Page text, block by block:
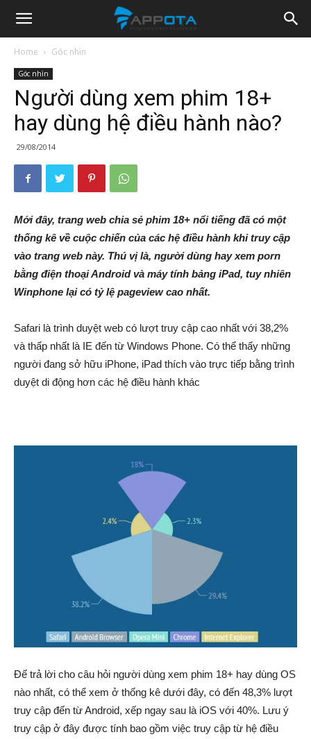
Appota
News
Home Góc nhìn
Góc nhìn
Người dùng xem phim 18+
hay dùng hệ điều hành nào?
29/08/2014
Mới đây, trang web chia sẻ phim 18+ nổi tiếng đã có một
thống kê về cuộc chiến của các hệ điều hành khi truy cập
vào trang web này. Thú vị là, người dùng hay xem porn
bằng điện thoại Android và máy tính bảng iPad, tuy nhiên
Winphone lại có tỷ lệ pageview cao nhất.
Safari là trình duyệt web có lượt truy cập cao nhất với 38,2%
và thấp nhất là IE đến từ Windows Phone. Có thể thấy những
người đang sở hữu iPhone, iPad thích vào trực tiếp bằng trình
duyệt di động hơn các hệ điều hành khác
Để trả lời cho câu hỏi người dùng xem phim 18+ hay dùng OS
nào nhất, có thể xem ở thống kê dưới đây, có đến 48,3% lượt
truy cập đến từ Android, xếp ngay sau là iOS với 40%. Lưu ý
truy cập ở đây được tính bao gồm việc truy cập từ hệ điều